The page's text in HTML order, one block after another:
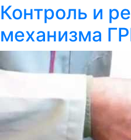
Контроль и
механизма